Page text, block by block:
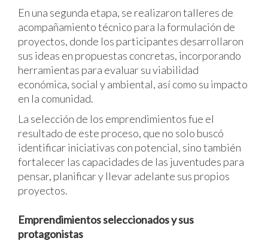
En una segunda etapa, se realizaron talleres de
acompañamiento técnico para la formulación de
proyectos, donde los participantes desarrollaron
sus ideas en propuestas concretas, incorporando
herramientas para evaluar su viabilidad
económica, social y ambiental, así como su impacto
en la comunidad.
La selección de los emprendimientos fue el
resultado de este proceso, que no solo buscó
identificar iniciativas con potencial, sino también
fortalecer las capacidades de las juventudes para
pensar, planificar y llevar adelante sus propios
proyectos.
Emprendimientos seleccionados y sus
protagonistas